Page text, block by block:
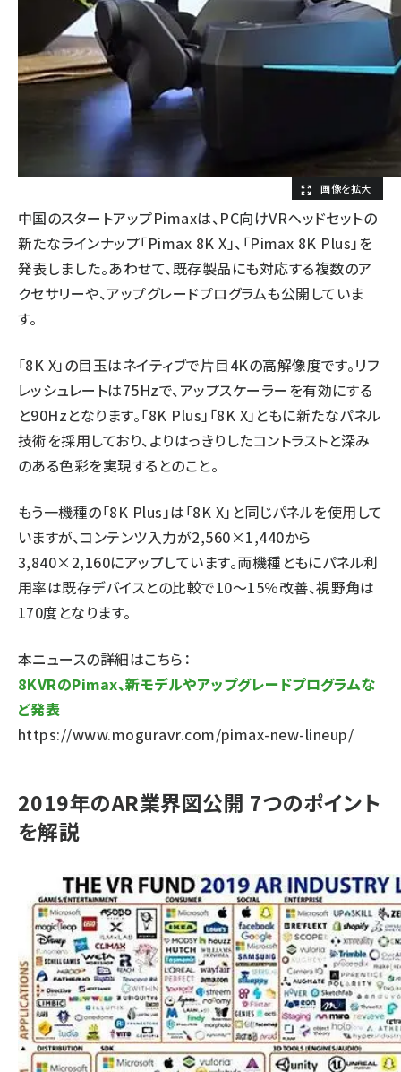
中国のスタートアップPimaxは、PC向けVRヘッドセットの
新たなラインナップ「Pimax 8K X」、「Pimax 8K Plus」を
発表しました。あわせて、既存製品にも対応する複数のア
クセサリーや、アップグレードプログラムも公開していま
す。
「8K X」の目玉はネイティブで片目4Kの高解像度です。リフ
レッシュレートは75Hzで、アップスケーラーを有効にする
と90Hzとなります。「8K Plus」「8K X」ともに新たなパネル
技術を採用しており、よりはっきりしたコントラストと深み
のある色彩を実現するとのこと。
もう一機種の「8K Plus」は「8K X」と同じパネルを使用して
いますが、コンテンツ入力が2,560×1,440から
3,840×2,160にアップしています。両機種ともにパネル利
用率は既存デバイスとの比較で10～15％改善、視野角は
170度となります。
本ニュースの詳細はこちら：
8KVRのPimax、新モデルやアップグレードプログラムな
ど発表
https://www.moguravr.com/pimax-new-lineup/
2019年のAR業界図公開 7つのポイント
を解説